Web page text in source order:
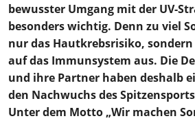
bewusster Umgang mit der UV-
besonders wichtig. Denn zu viel
nur das Hautkrebsrisiko,
auf das Immunsystem aus. Die
und ihre Partner haben deshalb
den Nachwuchs des
Unter dem Motto „Wir machen